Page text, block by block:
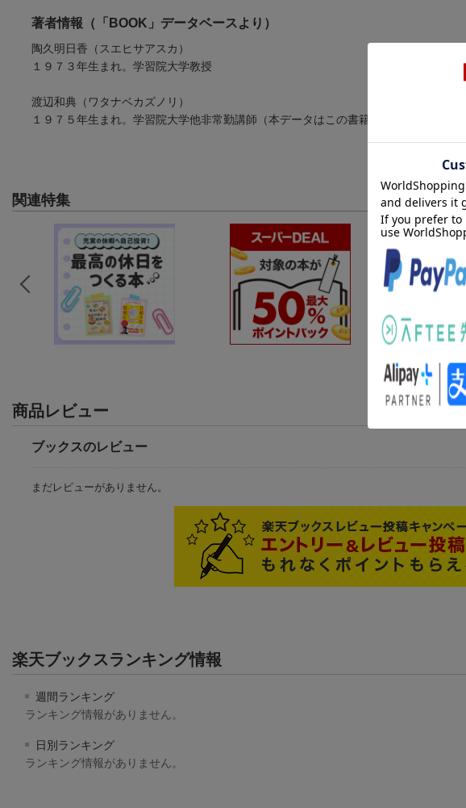
著者情報（「BOOK」データベースより）
陶久明日香（スエヒサアスカ）
１９７３年生まれ。学習院大学教授
渡辺和典（ワタナベカズノリ）
１９７５年生まれ。学習院大学他非常勤講師（本データはこの書籍が刊行された当時
関連特集
商品レビュー
ブックスのレビュー
まだレビューがありません。
楽天ブックスランキング情報
週間ランキング
ランキング情報がありません。
日別ランキング
ランキング情報がありません。